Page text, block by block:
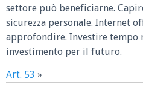
settore può beneficiarne.
sicurezza personale. Internet
approfondire. Investire tempo
investimento per il futuro.
Art. 53 »